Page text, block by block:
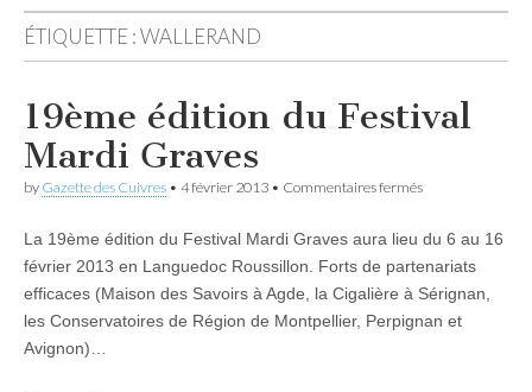
ÉTIQUETTE :WALLERAND
19ème édition du Festival
Mardi Graves
by Gazette des Cuivres • 4 février 2013 • Commentaires ferméssur
du
Festival
Graves
La 19ème édition du Festival Mardi Graves aura lieu du 6 au 16
février 2013 en Languedoc Roussillon. Forts de partenariats
efficaces (Maison des Savoirs à Agde, la Cigalière à Sérignan,
les Conservatoires de Région de Montpellier, Perpignan et
Avignon)…